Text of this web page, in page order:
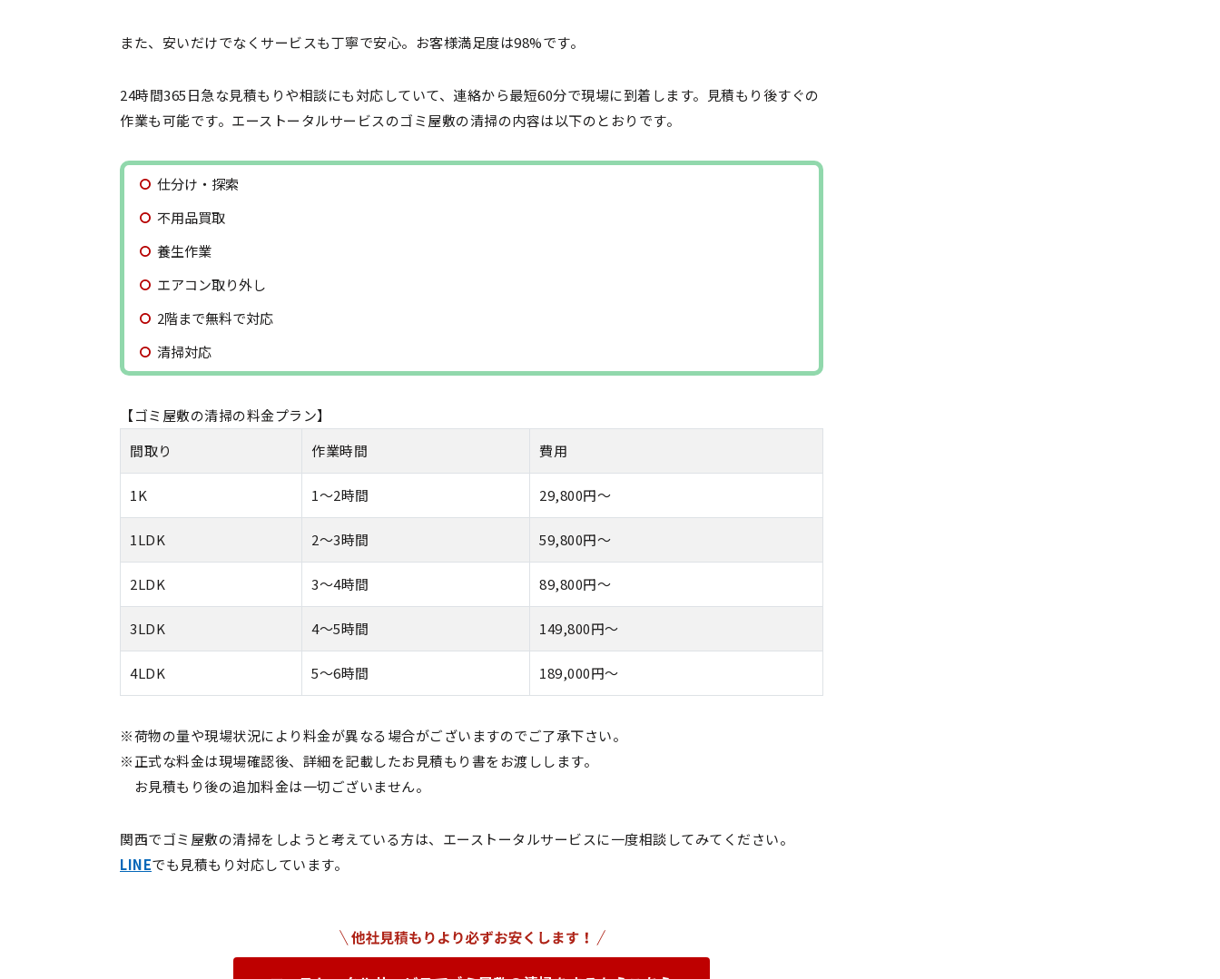
また、安いだけでなくサービスも丁寧で安心。お客様満足度は98%です。
24時間365日急な見積もりや相談にも対応していて、連絡から最短60分で現場に到着します。見積もり後すぐの
作業も可能です。エーストータルサービスのゴミ屋敷の清掃の内容は以下のとおりです。
仕分け・探索
不用品買取
養生作業
エアコン取り外し
2階まで無料で対応
清掃対応
【ゴミ屋敷の清掃の料金プラン】
間取り
作業時間 費用
1K 1〜2時間 29,800円〜
1LDK 2〜3時間 59,800円〜
2LDK 3〜4時間 89,800円〜
3LDK 4〜5時間 149,800円〜
4LDK 5〜6時間 189,000円〜
※荷物の量や現場状況により料金が異なる場合がございますのでご了承下さい。
※正式な料金は現場確認後、詳細を記載したお見積もり書をお渡しします。
お見積もり後の追加料金は一切ございません。
関西でゴミ屋敷の清掃をしようと考えている方は、エーストータルサービスに一度相談してみてください。
LINEでも見積もり対応しています。